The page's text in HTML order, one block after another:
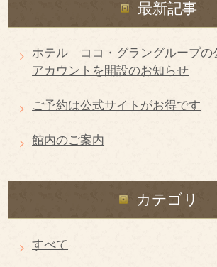
最新記事
ホテル ココ・グラングループの
アカウントを開設のお知らせ
ご予約は公式サイトがお得です
館内のご案内
カテゴリ
すべて